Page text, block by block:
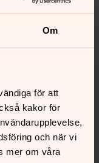
Om
för att
kakor för
och när vi
mer om våra